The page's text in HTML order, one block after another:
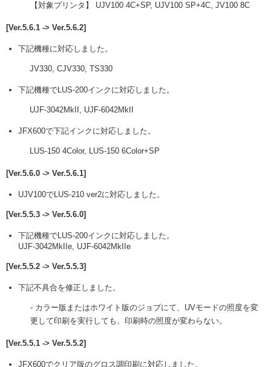
【対象プリンタ】 UJV100 4C+SP, UJV100 SP+4C, JV100 8C
[Ver.5.6.1 -> Ver.5.6.2]
下記機種に対応しました。
JV330, CJV330, TS330
下記機種でLUS-200インクに対応しました。
UJF-3042MkII, UJF-6042MkII
JFX600で下記インクに対応しました。
LUS-150 4Color, LUS-150 6Color+SP
[Ver.5.6.0 -> Ver.5.6.1]
UJV100でLUS-210 ver2に対応しました。
[Ver.5.5.3 -> Ver.5.6.0]
下記機種でLUS-200インクに対応しました。
UJF-3042MkIIe, UJF-6042MkIIe
[Ver.5.5.2 -> Ver.5.5.3]
下記不具合を修正しました。
- カラー版またはホワイト版のジョブにて、UVモードの照度を変
更して印刷を実行しても、印刷時の照度が変わらない。
[Ver.5.5.1 -> Ver.5.5.2]
JFX600でクリア版のグロス調印刷に対応しました。